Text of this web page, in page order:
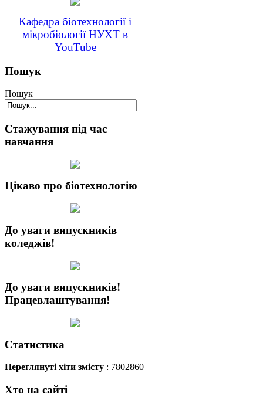
Кафедра біотехнології і
мікробіології НУХТ в
YouTube
Пошук
Пошук
Стажування під час
навчання
Цікаво про біотехнологію
До уваги випускників
коледжів!
До уваги випускників!
Працевлаштування!
Статистика
Переглянуті хіти змісту : 7802860
Хто на сайті